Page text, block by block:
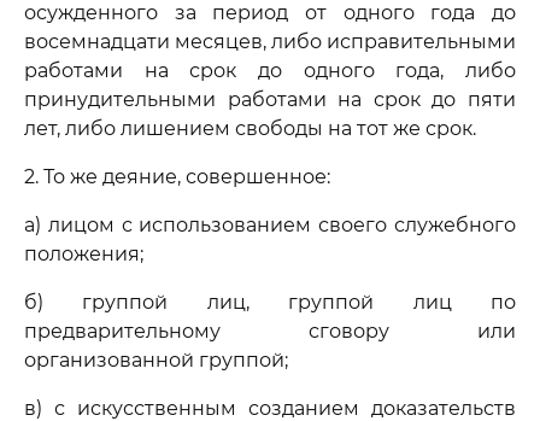
осужденного за период от одного года до
восемнадцати месяцев, либо исправительными
работами на срок до одного года, либо
принудительными работами на срок до пяти
лет, либо лишением свободы на тот же срок.
2. То же деяние, совершенное:
а) лицом с использованием своего служебного
положения;
б) группой лиц, группой лиц по
предварительному сговору или
организованной группой;
в) с искусственным созданием доказательств